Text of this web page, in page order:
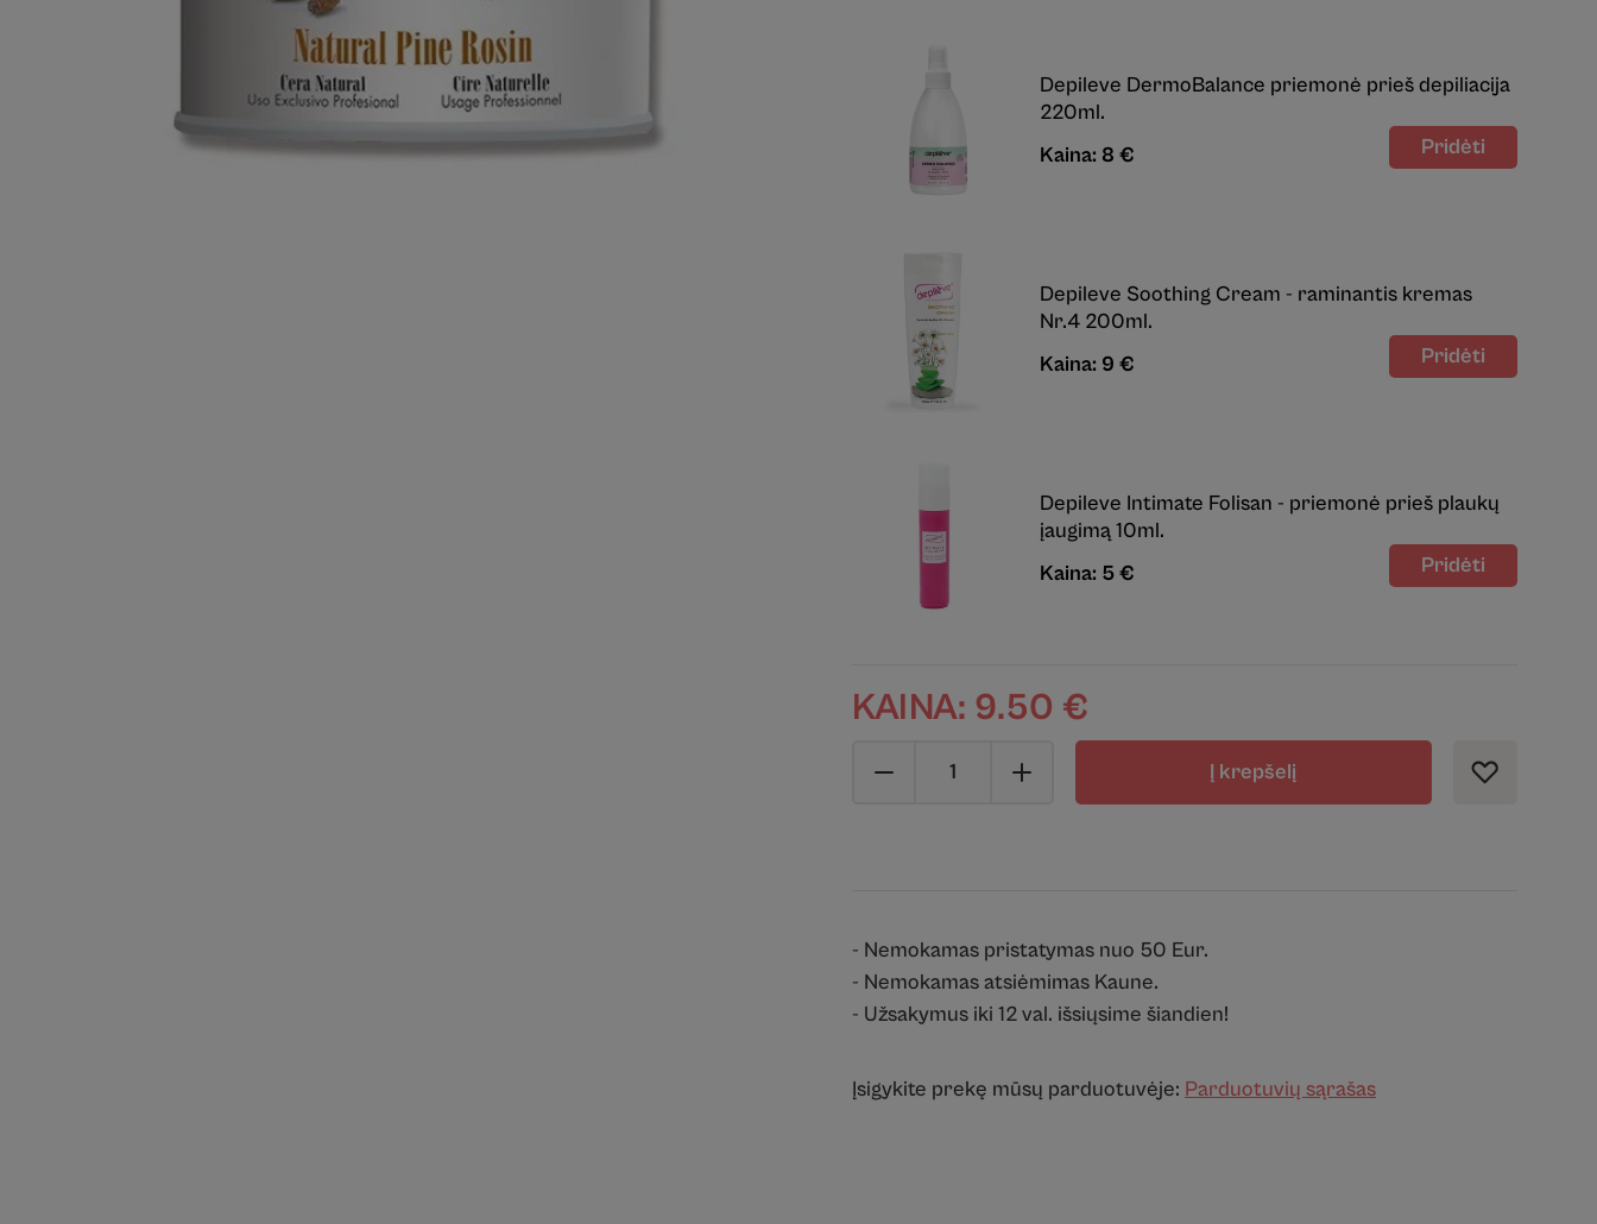
Depileve DermoBalance priemonė prieš depiliacija
220ml.
Kaina: 8 €
Depileve Soothing Cream - raminantis kremas
Nr.4 200ml.
Kaina: 9 €
Depileve Intimate Folisan - priemonė prieš plaukų
įaugimą 10ml.
Kaina: 5 €
KAINA: 9.50 €
Į krepšelį
- Nemokamas pristatymas nuo 50 Eur.
- Nemokamas atsiėmimas Kaune.
- Užsakymus iki 12 val. išsiųsime šiandien!
Įsigykite prekę mūsų parduotuvėje: Parduotuvių sąrašas